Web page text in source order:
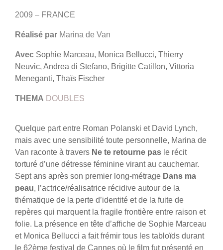
2009 – FRANCE
Réalisé par Marina de Van
Avec Sophie Marceau, Monica Bellucci, Thierry
Neuvic, Andrea di Stefano, Brigitte Catillon, Vittoria
Meneganti, Thaïs Fischer
THEMA DOUBLES
Quelque part entre Roman Polanski et David Lynch,
mais avec une sensibilité toute personnelle, Marina de
Van raconte à travers Ne te retourne pas le récit
torturé d’une détresse féminine virant au cauchemar.
Sept ans après son premier long-métrage Dans ma
peau, l’actrice/réalisatrice récidive autour de la
thématique de la perte d’identité et de la fuite de
repères qui marquent la fragile frontière entre raison et
folie. La présence en tête d’affiche de Sophie Marceau
et Monica Bellucci a fait frémir tous les tabloïds durant
le 62ème festival de Cannes où le film fut présenté en